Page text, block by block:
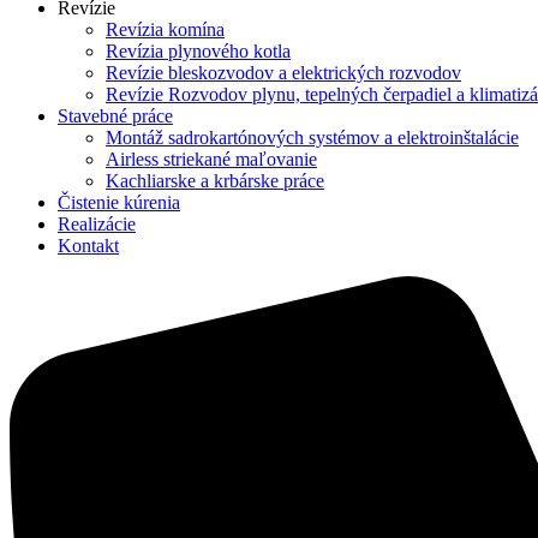
Revízie
Revízia komína
Revízia plynového kotla
Revízie bleskozvodov a elektrických rozvodov
Revízie Rozvodov plynu, tepelných čerpadiel a
Stavebné práce
Montáž sadrokartónových systémov a elektroinštalácie
Airless striekané maľovanie
Kachliarske a krbárske práce
Čistenie kúrenia
Realizácie
Kontakt